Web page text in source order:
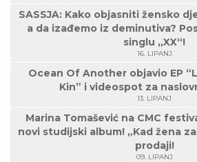
SASSJA: Kako objasniti žensko
a da izađemo iz deminutiva?
singlu „XX“!
16. LIPANJ
Ocean Of Another objavio EP
Kin” i videospot za
13. LIPANJ
Marina Tomašević na CMC
novi studijski album! „Kad žena
prodaji!
09. LIPANJ